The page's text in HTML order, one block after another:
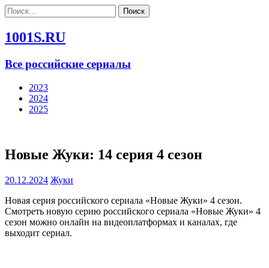
Найти:
1001S.RU
Все российские сериалы
2023
2024
2025
Новые Жуки: 14 серия 4 сезон
20.12.2024 Жуки
Новая серия российского сериала «Новые Жуки» 4 сезон.
Смотреть новую серию российского сериала «Новые Жуки» 4
сезон можно онлайн на видеоплатформах и каналах, где
выходит сериал.